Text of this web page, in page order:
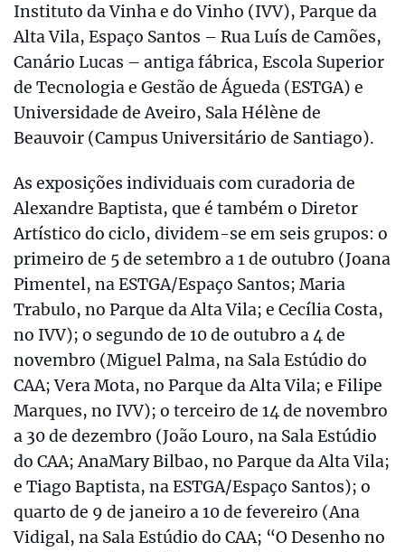
Instituto da Vinha e do Vinho (IVV), Parque da
Alta Vila, Espaço Santos – Rua Luís de Camões,
Canário Lucas – antiga fábrica, Escola Superior
de Tecnologia e Gestão de Águeda (ESTGA) e
Universidade de Aveiro, Sala Hélène de
Beauvoir (Campus Universitário de Santiago).
As exposições individuais com curadoria de
Alexandre Baptista, que é também o Diretor
Artístico do ciclo, dividem-se em seis grupos: o
primeiro de 5 de setembro a 1 de outubro (Joana
Pimentel, na ESTGA/Espaço Santos; Maria
Trabulo, no Parque da Alta Vila; e Cecília Costa,
no IVV); o segundo de 10 de outubro a 4 de
novembro (Miguel Palma, na Sala Estúdio do
CAA; Vera Mota, no Parque da Alta Vila; e Filipe
Marques, no IVV); o terceiro de 14 de novembro
a 30 de dezembro (João Louro, na Sala Estúdio
do CAA; AnaMary Bilbao, no Parque da Alta Vila;
e Tiago Baptista, na ESTGA/Espaço Santos); o
quarto de 9 de janeiro a 10 de fevereiro (Ana
Vidigal, na Sala Estúdio do CAA; “O Desenho no